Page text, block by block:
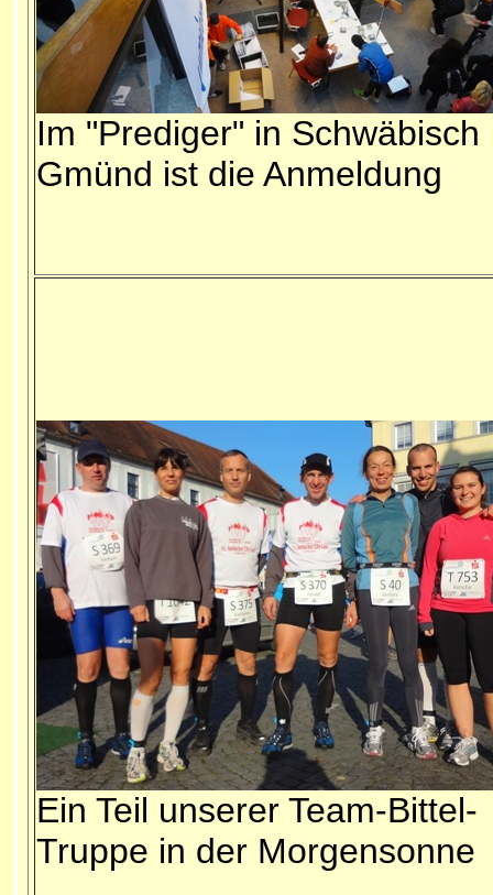
Im "Prediger" in Schwäbisch
Gmünd ist die Anmeldung
Ein Teil unserer Team-Bittel-
Truppe in der Morgensonne